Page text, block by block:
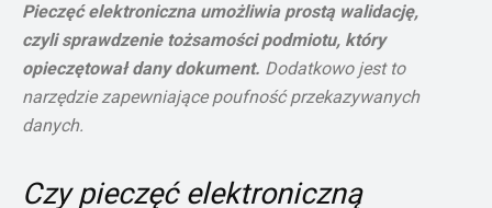
Pieczęć elektroniczna umożliwia prostą walidację,
czyli sprawdzenie tożsamości podmiotu, który
opieczętował dany dokument. Dodatkowo jest to
narzędzie zapewniające poufność przekazywanych
danych.
Czy pieczęć elektroniczną